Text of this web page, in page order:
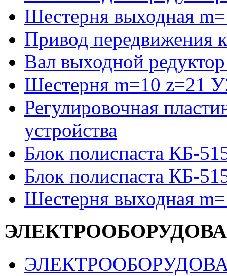
Шестерня выходная
Привод передвижения
Вал выходной
Шестерня m=10 z=21
Регулировочная
устройства
Блок полиспаста КБ-
Блок полиспаста КБ-
Шестерня выходная